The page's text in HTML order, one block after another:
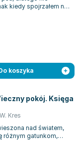
kiedy spojrzałem na
foto...
koszyka
pokój. Księga
Kres
nad światem,
różnym gatunkom,